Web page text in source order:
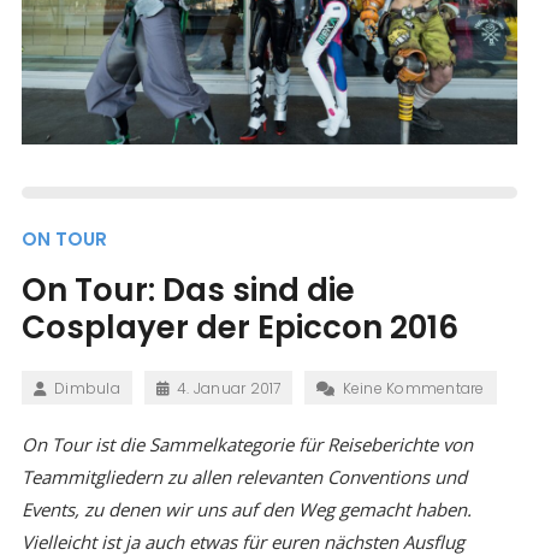
ON TOUR
On Tour: Das sind die
Cosplayer der Epiccon 2016
Dimbula 4. Januar 2017 Keine Kommentare
On Tour ist die Sammelkategorie für Reiseberichte von
Teammitgliedern zu allen relevanten Conventions und
Events, zu denen wir uns auf den Weg gemacht haben.
Vielleicht ist ja auch etwas für euren nächsten Ausflug